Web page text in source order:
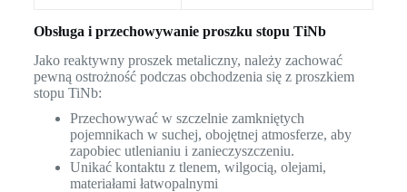
Obsługa i przechowywanie proszku stopu TiNb
Jako reaktywny proszek metaliczny, należy zachować
pewną ostrożność podczas obchodzenia się z proszkiem
stopu TiNb:
Przechowywać w szczelnie zamkniętych
pojemnikach w suchej, obojętnej atmosferze, aby
zapobiec utlenianiu i zanieczyszczeniu.
Unikać kontaktu z tlenem, wilgocią, olejami,
materiałami łatwopalnymi